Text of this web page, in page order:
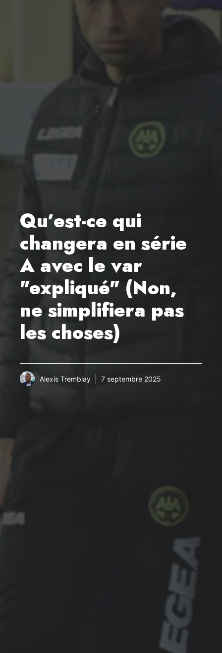
Qu’est-ce qui
changera en série
A avec le var
"expliqué" (Non,
ne simplifiera pas
les choses)
Alexis Tremblay 7 septembre 2025